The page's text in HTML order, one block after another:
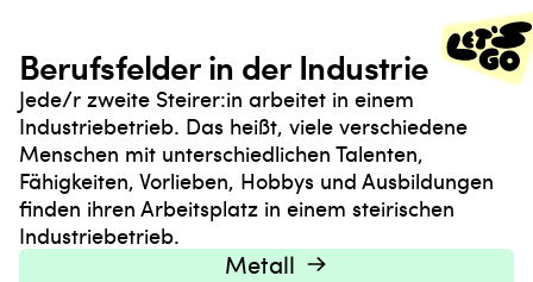
Berufsfelder in der Industrie
Jede/r zweite Steirer:in arbeitet in einem
Industriebetrieb. Das heißt, viele verschiedene
Menschen mit unterschiedlichen Talenten,
Fähigkeiten, Vorlieben, Hobbys und Ausbildungen
finden ihren Arbeitsplatz in einem steirischen
Industriebetrieb.
Metall